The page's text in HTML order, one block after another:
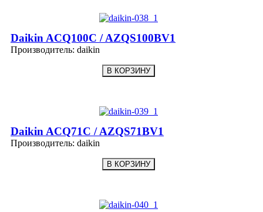
Daikin ACQ100C / AZQS100BV1
Производитель: daikin
Daikin ACQ71C / AZQS71BV1
Производитель: daikin